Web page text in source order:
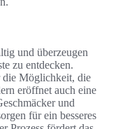
und überzeugen
zu entdecken.
die Möglichkeit, die
eröffnet auch eine
und
für ein besseres